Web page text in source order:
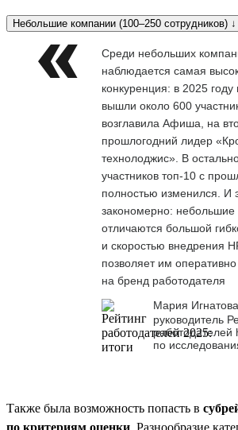
Небольшие компании (100–250 сотрудников) ↓
Среди небольших
наблюдается самая
конкуренция: в 2025
вышли около 600
возглавила Афиша, на
прошлогодний лидер
технолоджис». В
участников топ-10 с
полностью изменился. И
закономерно: небольшие
отличаются большой
и скоростью внедрения
позволяет им оперативно
на бренд работодателя
Мария Игнатова
руководитель
работодателей
по
Также была возможность попасть в
по критериям оценки . Разнообразие